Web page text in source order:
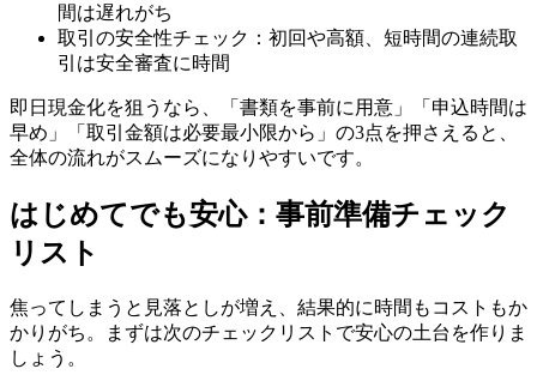
間は遅れがち
取引の安全性チェック：初回や高額、短時間の連続取
引は安全審査に時間
即日現金化を狙うなら、「書類を事前に用意」「申込時間は
早め」「取引金額は必要最小限から」の3点を押さえると、
全体の流れがスムーズになりやすいです。
はじめてでも安心：事前準備チェック
リスト
焦ってしまうと見落としが増え、結果的に時間もコストもか
かりがち。まずは次のチェックリストで安心の土台を作りま
しょう。